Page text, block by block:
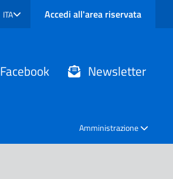
SELEZIONE LINGUA: LINGUA SELEZIONATA
ITA Accedi all'area riservata
Facebook Newsletter
Amministrazione